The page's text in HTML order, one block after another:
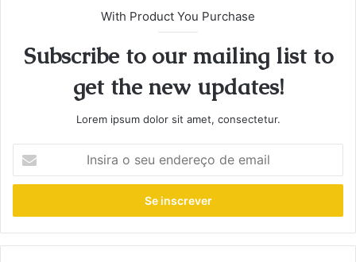
With Product You Purchase
Subscribe to our mailing list to
get the new updates!
Lorem ipsum dolor sit amet, consectetur.
seu
de
email